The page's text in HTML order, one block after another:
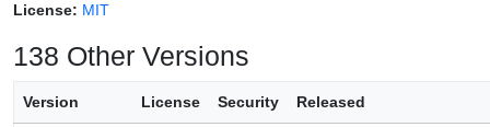
License: MIT
138 Other Versions
Version License Security Released